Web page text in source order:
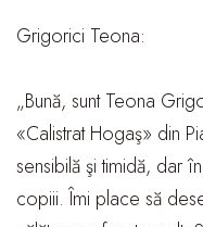
Grigorici Teona:
„Bună, sunt Teona
«Calistrat Hogaş» din
sensibilă şi timidă, dar
copiii. Îmi place să